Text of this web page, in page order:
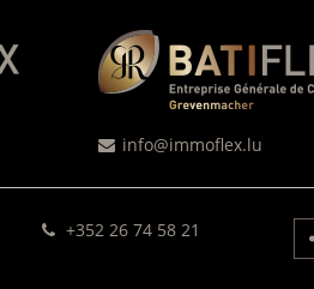
info@immoflex.lu
+352 26 74 58 21